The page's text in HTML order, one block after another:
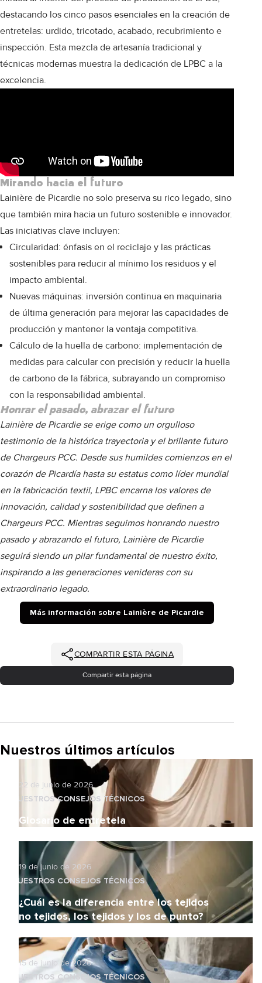
destacando los cinco pasos esenciales en la creación de
entretelas: urdido, tricotado, acabado, recubrimiento e
inspección. Esta mezcla de artesanía tradicional y
técnicas modernas muestra la dedicación de LPBC a la
excelencia.
Mirando hacia el futuro
Lainière de Picardie no solo preserva su rico legado, sino
que también mira hacia un futuro sostenible e innovador.
Las iniciativas clave incluyen:
Circularidad: énfasis en el reciclaje y las prácticas
sostenibles para reducir al mínimo los residuos y el
impacto ambiental.
Nuevas máquinas: inversión continua en maquinaria
de última generación para mejorar las capacidades de
producción y mantener la ventaja competitiva.
Cálculo de la huella de carbono: implementación de
medidas para calcular con precisión y reducir la huella
de carbono de la fábrica, subrayando un compromiso
con la responsabilidad ambiental.
Honrar el pasado, abrazar el futuro
Lainière de Picardie se erige como un orgulloso
testimonio de la histórica trayectoria y el brillante futuro
de Chargeurs PCC. Desde sus humildes comienzos en el
corazón de Picardía hasta su estatus como líder mundial
en la fabricación textil, LPBC encarna los valores de
innovación, calidad y sostenibilidad que definen a
Chargeurs PCC. Mientras seguimos honrando nuestro
pasado y abrazando el futuro, Lainière de Picardie
seguirá siendo un pilar fundamental de nuestro éxito,
inspirando a las generaciones venideras con su
extraordinario legado.
Más información sobre Lainière de Picardie
COMPARTIR ESTA PÁGINA
Compartir esta página
Nuestros últimos artículos
22 de junio de 2026
NUESTROS CONSEJOS TÉCNICOS
Glosario de entretela
19 de junio de 2026
NUESTROS CONSEJOS TÉCNICOS
¿Cuál es la diferencia entre los tejidos
no tejidos, los tejidos y los de punto?
15 de junio de 2026
NUESTROS CONSEJOS TÉCNICOS